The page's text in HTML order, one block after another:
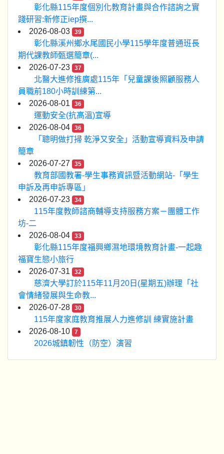
彰化縣115年度個別化教育計畫與合作諮詢之實
踐研習:新修正iep撰...
2026-08-03
39
彰化縣溪州鄉水尾國民小學115學年度普通班長
期代課教師甄選簡章(...
2026-07-23
37
北醫大進修推廣處115年「兒童課後照顧服務人
員職前180小時訓練第...
2026-08-01
36
運動安全(抗高溫)宣導
2026-08-04
36
「聰明做打掃 乾淨又安全」活動宣導資料及申請
簡章
2026-07-27
35
教育部國教署-學生事務資訊暨活動網站-「學生
申訴及再申訴專區」
2026-07-23
34
115年度教師諮商輔導支持服務方案－團體工作
坊-二
2026-08-04
33
彰化縣115年度福興鄉濕地環境教育計畫-一起趣
福寶生態小旅行
2026-07-31
32
慈濟大學訂於115年11月20日(星期五)辦理「社
會情緒發展與生命教...
2026-07-28
30
115年度家庭教育推展人力進修訓 練實施計畫
2026-08-10
7
2026城鎮韌性（防空）演習